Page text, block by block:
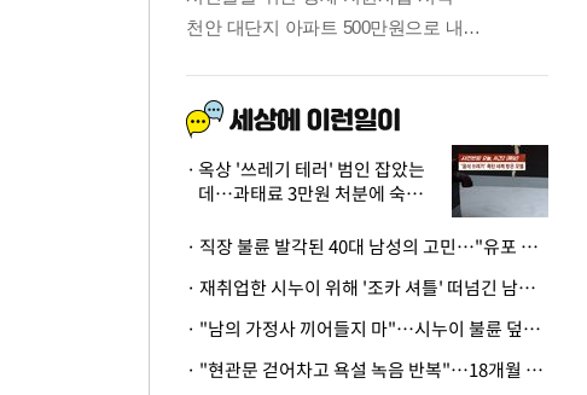
옥상 '쓰레기 테러' 범인 잡았는
데…과태료 3만원 처분에 숙박업
· 직장 불륜 발각된 40대 남성의 고민…"유포 동료 명예훼손·협박죄 고소 가능할까"
· 재취업한 시누이 위해 '조카 셔틀' 떠넘긴 남편…아내 "난 못한다"
· "남의 가정사 끼어들지 마"…시누이 불륜 덮으려는 남편에 억울한 아내
· "현관문 걷어차고 욕설 녹음 반복"…18개월 아기 키우는 집 뒤흔든 '앞집의 비극'